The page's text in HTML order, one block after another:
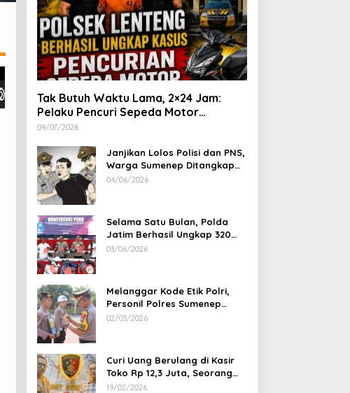
Tak Butuh Waktu Lama, 2×24 Jam:
Pelaku Pencuri Sepeda Motor
Langsung Diringkus Polsek Lenteng di
09/07/2026
Janjikan Lolos Polisi dan PNS,
Warga Sumenep Ditangkap
Polres Sampang, Korban Rugi
04/06/2026
Selama Satu Bulan, Polda
Jatim Berhasil Ungkap 320
Kasus Kejahatan Jalanan, BB
03/06/2026
Melanggar Kode Etik Polri,
Personil Polres Sumenep
Dipecat
02/03/2026
Curi Uang Berulang di Kasir
Toko Rp 12,3 Juta, Seorang
Pemuda Diamankan Tim
19/02/2026